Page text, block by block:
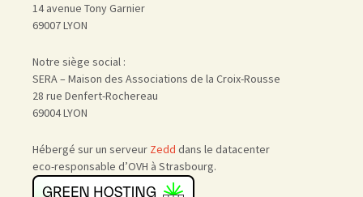
14 avenue Tony Garnier
69007 LYON
Notre siège social :
SERA – Maison des Associations de la Croix-Rousse
28 rue Denfert-Rochereau
69004 LYON
Hébergé sur un serveur Zedd dans le datacenter
eco-responsable d’OVH à Strasbourg.